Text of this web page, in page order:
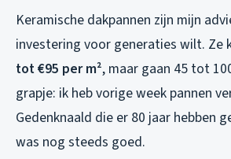
Keramische dakpannen zijn mijn
investering voor generaties wilt. Ze
tot €95 per m², maar gaan 45 tot
grapje: ik heb vorige week pannen
Gedenknaald die er 80 jaar hebben
was nog steeds goed.